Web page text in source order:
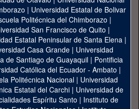
| Universidad Estatal de Bolivar
Politécnica del Chimborazo |
San Francisco de Quito |
Estatal Peninsular de Santa Elena|
Casa Grande | Universidad
de Santiago de Guayaquil| Pontificia
Católica del Ecuador - Ambato |
Politécnica Nacional| Universidad
Estatal del Carchi| Universidad de
Espíritu Santo | Instituto de